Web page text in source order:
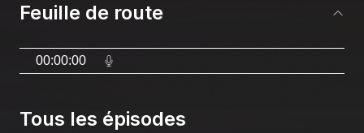
Feuille de route
00:00:00
Tous les épisodes